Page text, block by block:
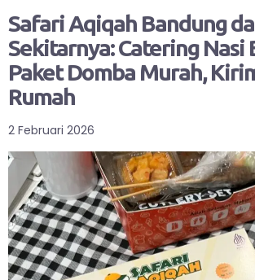
Safari Aqiqah Bandung
Sekitarnya: Catering Nasi
Paket Domba Murah,
Rumah
2 Februari 2026